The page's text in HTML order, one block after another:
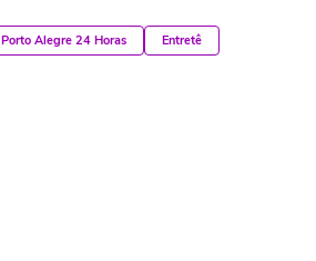
Porto Alegre 24 Horas Entretê